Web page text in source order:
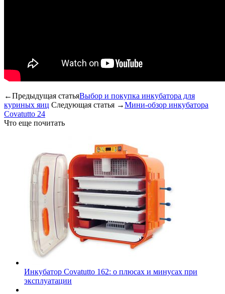
←Предыдущая статьяВыбор и покупка инкубатора для
куриных яиц Следующая статья →Мини-обзор инкубатора
Covatutto 24
Что еще почитать
Инкубатор Сovatutto 162: о плюсах и минусах при
эксплуатации